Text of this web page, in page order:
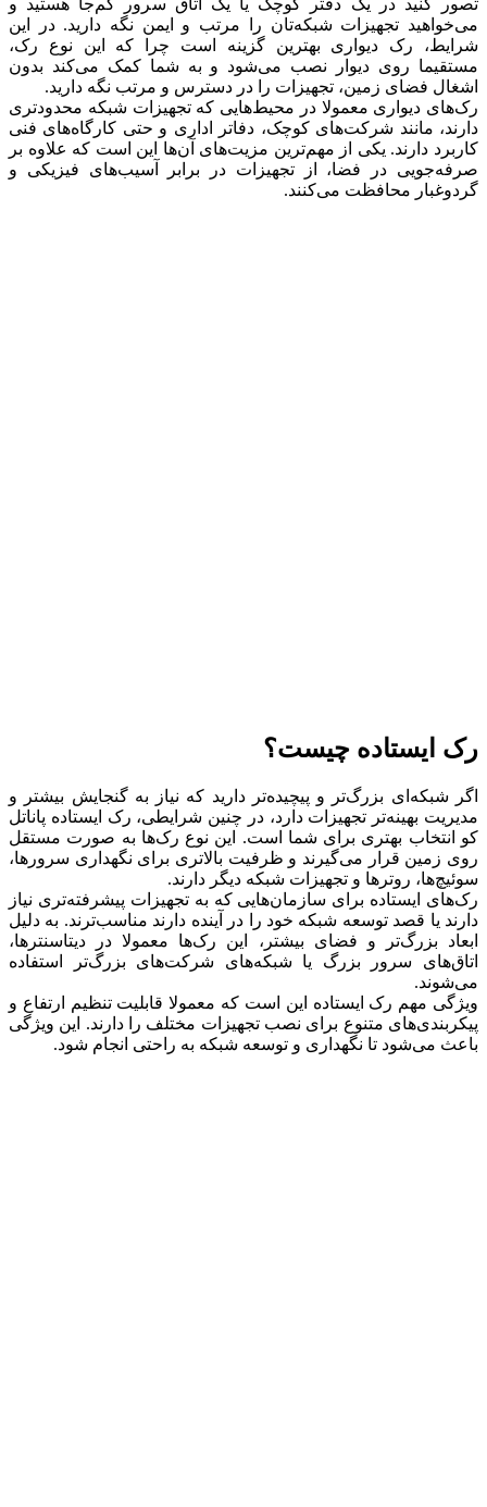
تصور کنید در یک دفتر کوچک یا یک اتاق سرور کم‌جا هستید و
می‌خواهید تجهیزات شبکه‌تان را مرتب و ایمن نگه دارید. در این
شرایط، رک دیواری بهترین گزینه است چرا که این نوع رک،
مستقیما روی دیوار نصب می‌شود و به شما کمک می‌کند بدون
اشغال فضای زمین، تجهیزات را در دسترس و مرتب نگه دارید.
رک‌های دیواری معمولا در محیط‌هایی که تجهیزات شبکه محدودتری
دارند، مانند شرکت‌های کوچک، دفاتر اداری و حتی کارگاه‌های فنی
کاربرد دارند. یکی از مهم‌ترین مزیت‌های آن‌ها این است که علاوه بر
صرفه‌جویی در فضا، از تجهیزات در برابر آسیب‌های فیزیکی و
گردوغبار محافظت می‌کنند.
رک ایستاده چیست؟
اگر شبکه‌ای بزرگ‌تر و پیچیده‌تر دارید که نیاز به گنجایش بیشتر و
مدیریت بهینه‌تر تجهیزات دارد، در چنین شرایطی، رک ایستاده پاناتل
کو انتخاب بهتری برای شما است. این نوع رک‌ها به صورت مستقل
روی زمین قرار می‌گیرند و ظرفیت بالاتری برای نگهداری سرورها،
سوئیچ‌ها، روترها و تجهیزات شبکه دیگر دارند.
رک‌های ایستاده برای سازمان‌هایی که به تجهیزات پیشرفته‌تری نیاز
دارند یا قصد توسعه شبکه خود را در آینده دارند مناسب‌ترند. به دلیل
ابعاد بزرگ‌تر و فضای بیشتر، این رک‌ها معمولا در دیتاسنترها،
اتاق‌های سرور بزرگ یا شبکه‌های شرکت‌های بزرگ‌تر استفاده
می‌شوند.
ویژگی مهم رک ایستاده این است که معمولا قابلیت تنظیم ارتفاع و
پیکربندی‌های متنوع برای نصب تجهیزات مختلف را دارند. این ویژگی
باعث می‌شود تا نگهداری و توسعه شبکه به راحتی انجام شود.